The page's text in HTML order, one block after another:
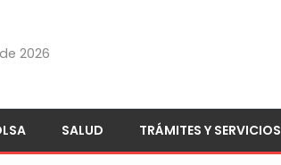
2026
SALUD TRÁMITES Y SERVICIOS